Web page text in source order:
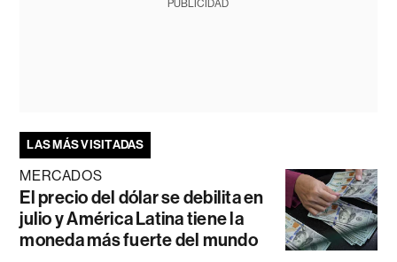
PUBLICIDAD
LAS MÁS VISITADAS
MERCADOS
El precio del dólar se debilita en
julio y América Latina tiene la
moneda más fuerte del mundo